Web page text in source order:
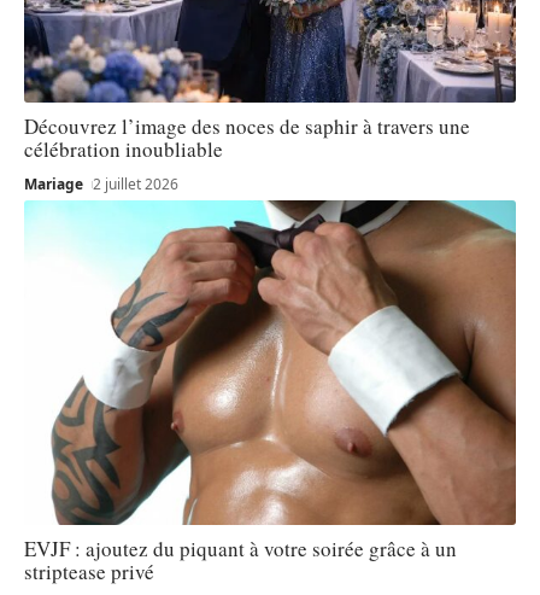
Découvrez l’image des noces de saphir à travers une
célébration inoubliable
Mariage 2 juillet 2026
EVJF : ajoutez du piquant à votre soirée grâce à un
striptease privé